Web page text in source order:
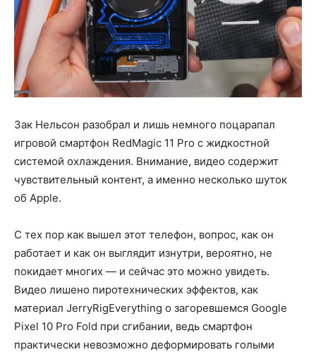
Зак Нельсон разобрал и лишь немного поцарапал
игровой смартфон RedMagic 11 Pro с жидкостной
системой охлаждения. Внимание, видео содержит
чувствительный контент, а именно несколько шуток
об Apple.
С тех пор как вышел этот телефон, вопрос, как он
работает и как он выглядит изнутри, вероятно, не
покидает многих — и сейчас это можно увидеть.
Видео лишено пиротехнических эффектов, как
материал JerryRigEverything о загоревшемся Google
Pixel 10 Pro Fold при сгибании, ведь смартфон
практически невозможно деформировать голыми